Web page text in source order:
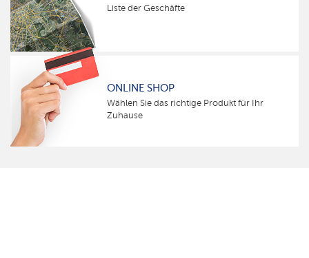
Liste der Geschäfte
ONLINE SHOP
Wählen Sie das richtige Produkt für Ihr
Zuhause